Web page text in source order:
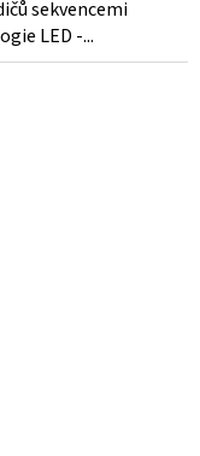
sekvencemi
LED -...